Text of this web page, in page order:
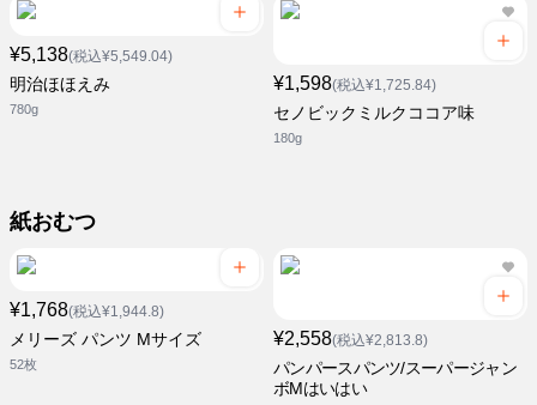
¥5,138(税込¥5,549.04)
明治ほほえみ
780g
¥1,598(税込¥1,725.84)
セノビックミルクココア味
180g
紙おむつ
¥1,768(税込¥1,944.8)
メリーズ パンツ Mサイズ
52枚
¥2,558(税込¥2,813.8)
パンパースパンツ/スーパージャン
ボMはいはい